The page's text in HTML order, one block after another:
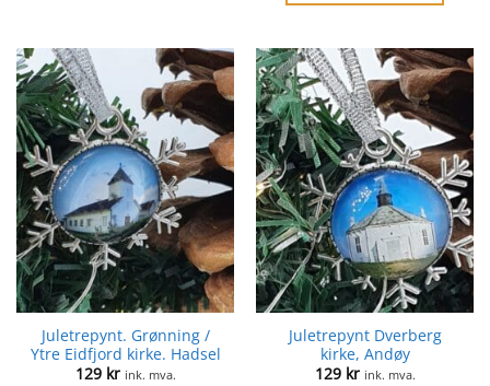
Juletrepynt. Grønning /
Ytre Eidfjord kirke. Hadsel
129 kr ink. mva.
Juletrepynt Dverberg
kirke, Andøy
129 kr ink. mva.